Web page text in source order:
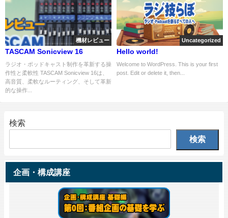
機材レビュー
TASCAM Sonicview 16
ラジオ・ポッドキャスト制作を革新する操
作性と柔軟性 TASCAM Sonicview 16は、
高音質、柔軟なルーティング、そして革新
的な操作...
Uncategorized
Hello world!
Welcome to WordPress. This is your first
post. Edit or delete it, then...
検索
検索
企画・構成講座